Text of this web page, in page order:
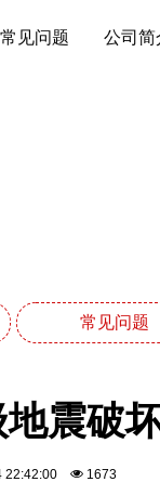
常见问题 公司简
常见问题
震破
22:42:00 1673